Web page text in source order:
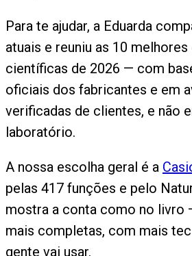
Para te ajudar, a Eduarda
atuais e reuniu as 10
científicas de 2026 — com
oficiais dos fabricantes e em
verificadas de clientes, e não
laboratório.
A nossa escolha geral é a
pelas 417 funções e pelo
mostra a conta como no livro
mais completas, com mais
gente vai usar.